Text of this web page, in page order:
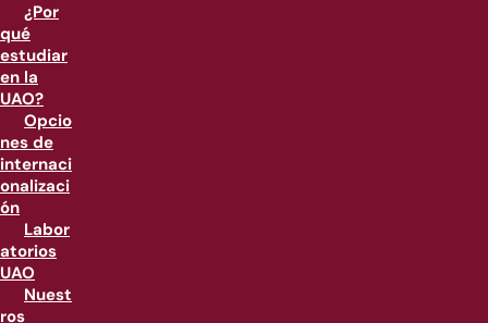
¿Por
qué
estudiar
en la
UAO?
Opcio
nes de
internaci
onalizaci
ón
Labor
atorios
UAO
Nuest
ros